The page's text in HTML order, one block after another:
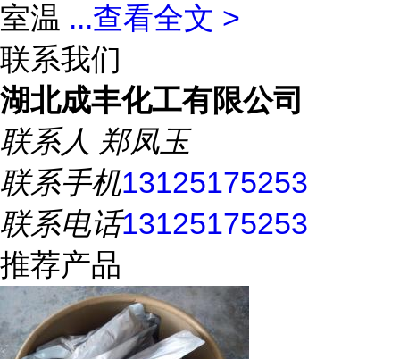
室温 ...查看全文 >
联系我们
湖北成丰化工有限公司
联系人 郑凤玉
联系手机13125175253
联系电话13125175253
推荐产品